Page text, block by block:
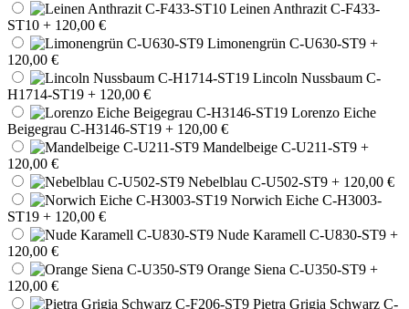
Leinen Anthrazit C-F433-
ST10 + 120,00 €
Limonengrün C-U630-ST9 +
120,00 €
Lincoln Nussbaum C-
H1714-ST19 + 120,00 €
Lorenzo Eiche
Beigegrau C-H3146-ST19 + 120,00 €
Mandelbeige C-U211-ST9 +
120,00 €
Nebelblau C-U502-ST9 + 120,00 €
Norwich Eiche C-H3003-
ST19 + 120,00 €
Nude Karamell C-U830-ST9 +
120,00 €
Orange Siena C-U350-ST9 +
120,00 €
Pietra Grigia Schwarz C-